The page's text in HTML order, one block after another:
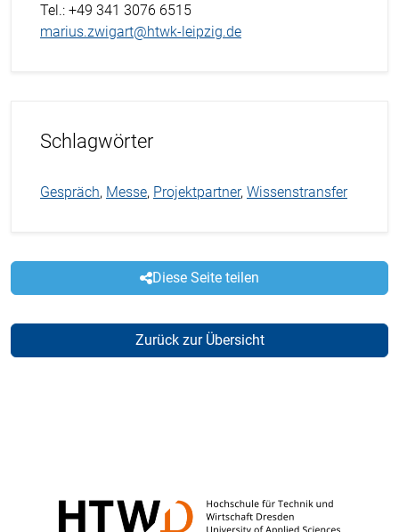
Tel.: +49 341 3076 6515
marius.zwigart@htwk-leipzig.de
Schlagwörter
Gespräch, Messe, Projektpartner, Wissenstransfer
Diese Seite teilen
Zurück zur Übersicht